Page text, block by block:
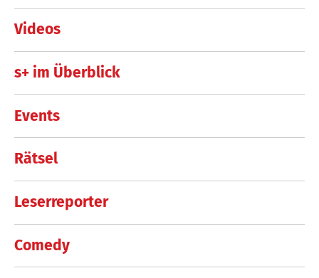
Videos
s+ im Überblick
Events
Rätsel
Leserreporter
Comedy